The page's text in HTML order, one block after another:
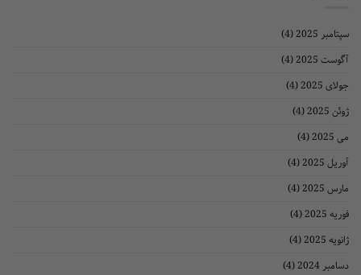
(4)
(4)
(4)
(4)
(4)
(4)
(4)
(4)
(4)